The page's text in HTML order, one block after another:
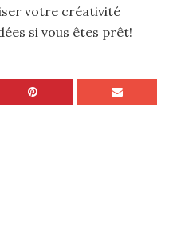
votre créativité
si vous êtes prêt!